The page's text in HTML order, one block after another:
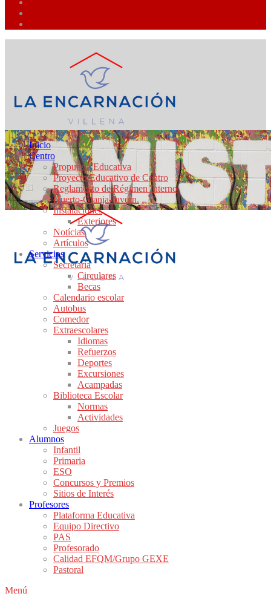
Inicio
Centro
Propuesta Educativa
Proyecto Educativo de Centro
Reglamento de Régimen Interno
Huerto-Granja-Invern.
Instalaciones
Exteriores
Notícias
Artículos
Servicios
Secretaría
Circulares
Becas
Calendario escolar
Autobus
Comedor
Extraescolares
Idiomas
Refuerzos
Deportes
Excursiones
Acampadas
Biblioteca Escolar
Normas
Actividades
Juegos
Alumnos
Infantil
Primaria
ESO
Concursos y Premios
Sitios de Interés
Profesores
Plataforma Educativa
Equipo Directivo
PAS
Profesorado
Calidad EFQM/Grupo GEXE
Pastoral
Menú